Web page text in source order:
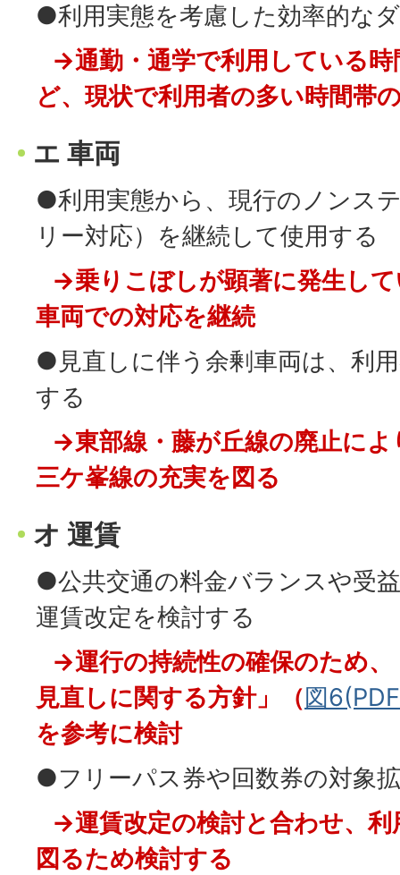
●利用実態を考慮した効率的な
→通勤・通学で利用している時
ど、現状で利用者の多い時間帯
エ 車両
●利用実態から、現行のノンス
リー対応）を継続して使用する
→乗りこぼしが顕著に発生し
車両での対応を継続
●見直しに伴う余剰車両は、利
する
→東部線・藤が丘線の廃止によ
三ケ峯線の充実を図る
オ 運賃
●公共交通の料金バランスや受
運賃改定を検討する
→運行の持続性の確保のため、
見直しに関する方針」（図
を参考に検討
●フリーパス券や回数券の対象
→運賃改定の検討と合わせ、利
図るため検討する